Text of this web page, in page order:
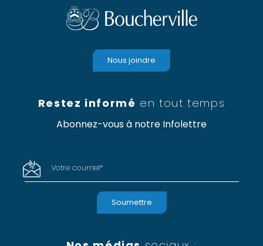
Restez informé en tout temps
Abonnez-vous à notre Infolettre
Votre courriel*
Nous joindre